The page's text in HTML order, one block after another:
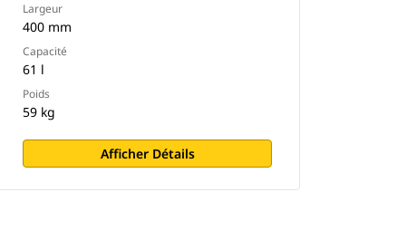
Largeur
400 mm
Capacité
61 l
Poids
59 kg
Afficher Détails